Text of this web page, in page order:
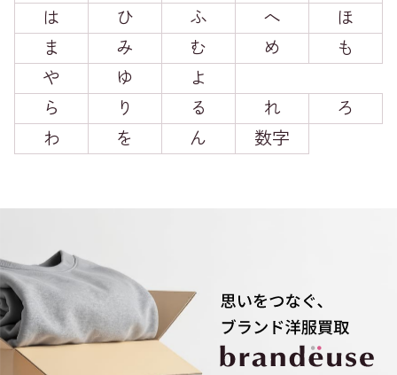
は
ひ ふ へ
ほ
ま
み む め
も
や
ゆ
よ
ら
り る れ
ろ
わ
を ん 数字